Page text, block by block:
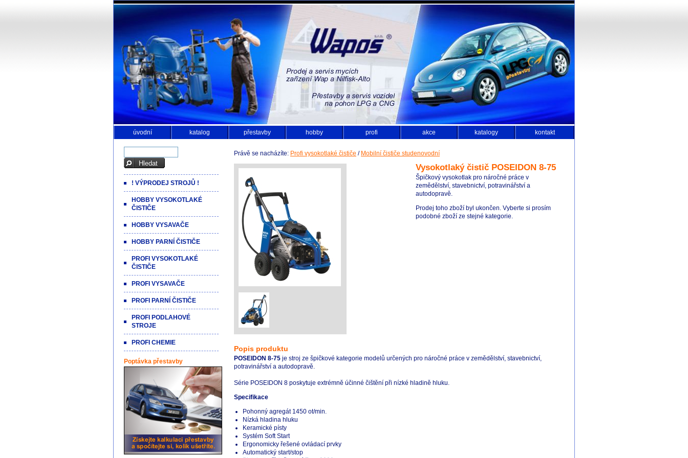
úvodní katalog přestavby hobby profi akce katalogy kontakt
Právě se nacházíte: Profi vysokotlaké čističe / Mobilní čističe studenovodní
Vysokotlaký čistič POSEIDON 8-75
Špičkový vysokotlak pro náročné práce v
zemědělství, stavebnictví, potravinářství a
autodopravě.
Prodej toho zboží byl ukončen. Vyberte si prosím
podobné zboží ze stejné kategorie.
Popis produktu
POSEIDON 8-75 je stroj ze špičkové kategorie modelů určených pro náročné práce v zemědělství, stavebnictví,
potravinářství a autodopravě.
Série POSEIDON 8 poskytuje extrémně účinné čištění při nízké hladině hluku.
Specifikace
Pohonný agregát 1450 ot/min.
Nízká hladina hluku
Keramické písty
Systém Soft Start
Ergonomicky řešené ovládací prvky
Automatický start/stop
! VÝPRODEJ STROJŮ !
HOBBY VYSOKOTLAKÉ
ČISTIČE
HOBBY VYSAVAČE
HOBBY PARNÍ ČISTIČE
PROFI VYSOKOTLAKÉ
ČISTIČE
PROFI VYSAVAČE
PROFI PARNÍ ČISTIČE
PROFI PODLAHOVÉ
STROJE
PROFI CHEMIE
Poptávka přestavby